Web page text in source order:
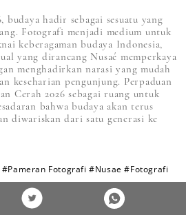
budaya hadir sebagai sesuatu yang
Fotografi menjadi medium untuk
keberagaman budaya Indonesia,
yang dirancang Nusaé memperkaya
menghadirkan narasi yang mudah
keseharian pengunjung. Perpaduan
Cerah 2026 sebagai ruang untuk
bahwa budaya akan terus
diwariskan dari satu generasi ke
#Pameran Fotografi #Nusae #Fotografi